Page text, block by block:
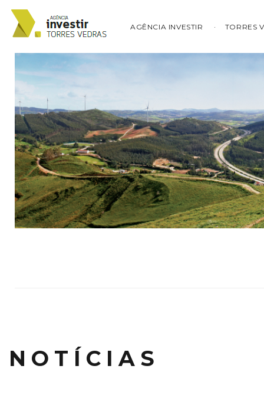
AGÊNCIA INVESTIR TORRES
NOTÍCIAS